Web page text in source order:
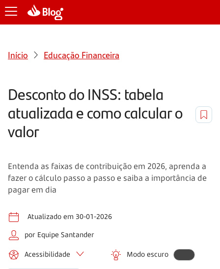
Início Educação Financeira
Desconto do INSS: tabela
atualizada e como calcular o
valor
Entenda as faixas de contribuição em 2026, aprenda a
fazer o cálculo passo a passo e saiba a importância de
pagar em dia
Atualizado em 30-01-2026
por Equipe Santander
Acessibilidade Modo escuro